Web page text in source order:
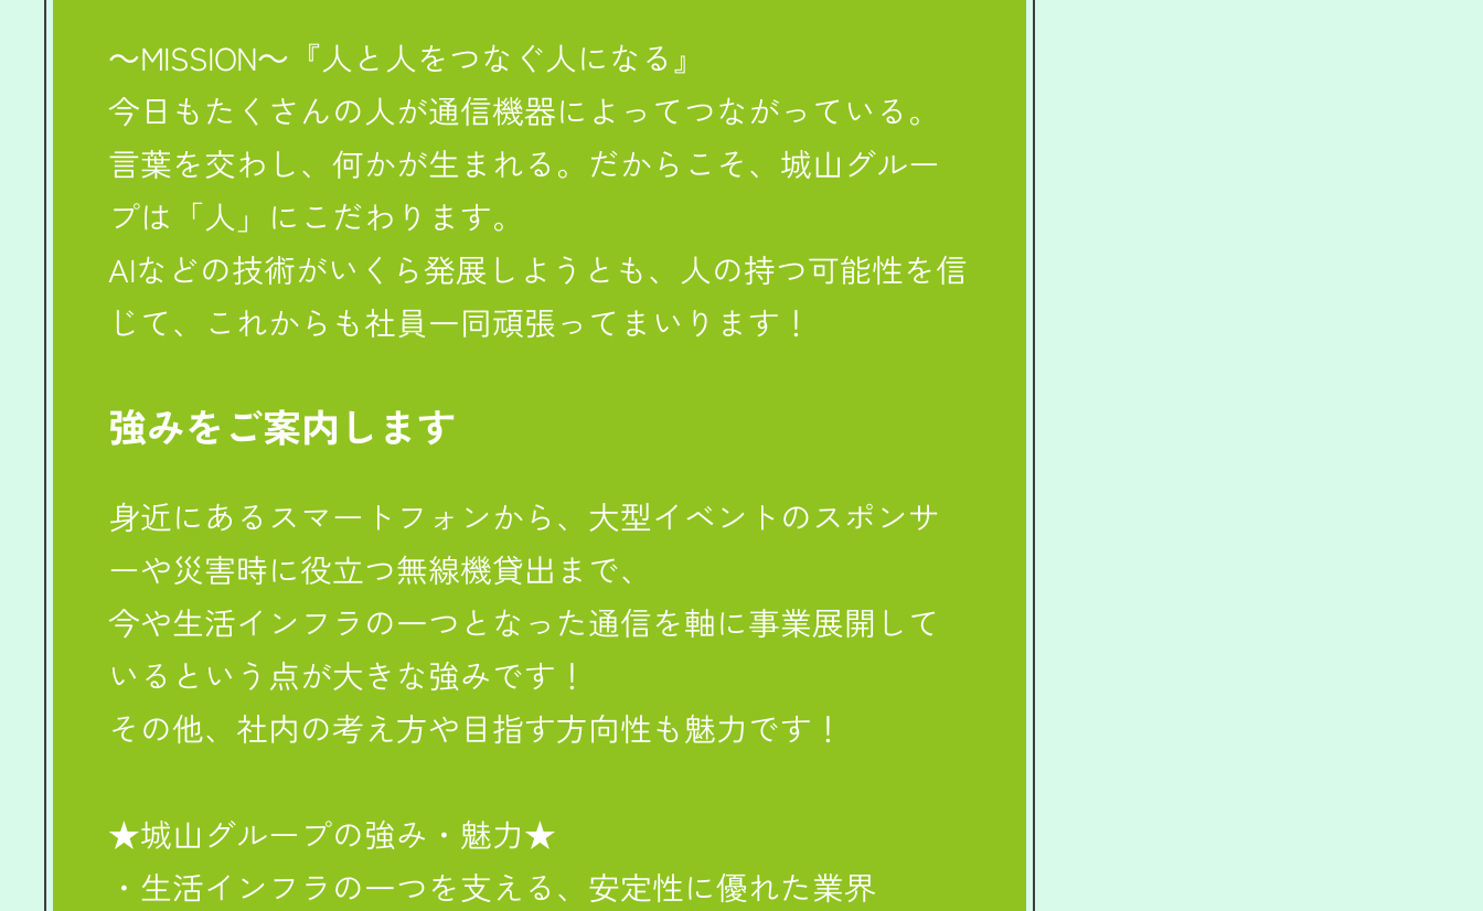
～MISSION～『人と人をつなぐ人になる』
今日もたくさんの人が通信機器によってつながっている。
言葉を交わし、何かが生まれる。だからこそ、城山グルー
プは「人」にこだわります。
AIなどの技術がいくら発展しようとも、人の持つ可能性を信
じて、これからも社員一同頑張ってまいります！
強みをご案内します
身近にあるスマートフォンから、大型イベントのスポンサ
ーや災害時に役立つ無線機貸出まで、
今や生活インフラの一つとなった通信を軸に事業展開して
いるという点が大きな強みです！
その他、社内の考え方や目指す方向性も魅力です！
★城山グループの強み・魅力★
・生活インフラの一つを支える、安定性に優れた業界